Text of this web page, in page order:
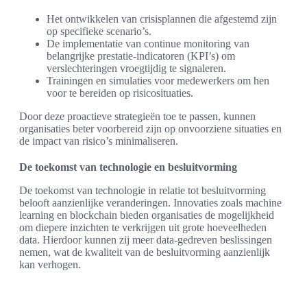
Het ontwikkelen van crisisplannen die afgestemd zijn
op specifieke scenario’s.
De implementatie van continue monitoring van
belangrijke prestatie-indicatoren (KPI’s) om
verslechteringen vroegtijdig te signaleren.
Trainingen en simulaties voor medewerkers om hen
voor te bereiden op risicosituaties.
Door deze proactieve strategieën toe te passen, kunnen
organisaties beter voorbereid zijn op onvoorziene situaties en
de impact van risico’s minimaliseren.
De toekomst van technologie en besluitvorming
De toekomst van technologie in relatie tot besluitvorming
belooft aanzienlijke veranderingen. Innovaties zoals machine
learning en blockchain bieden organisaties de mogelijkheid
om diepere inzichten te verkrijgen uit grote hoeveelheden
data. Hierdoor kunnen zij meer data-gedreven beslissingen
nemen, wat de kwaliteit van de besluitvorming aanzienlijk
kan verhogen.